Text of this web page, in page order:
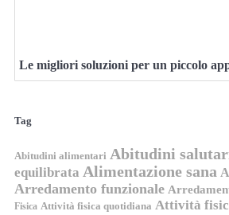
Le migliori soluzioni per un piccolo
Tag
Abitudini alimentari Abitudini
equilibrata Alimentazione sana
Arredamento funzionale
Fisica Attività fisica quotidiana Attività